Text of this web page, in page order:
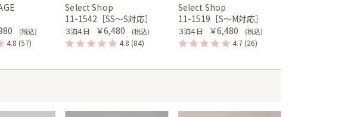
(税込)
4.8 (57)
Select Shop
11-1542［SS〜S対応］
３泊４日 ￥6,480 (税込)
4.8 (84)
Select Shop
11-1519［S〜M対応］
３泊４日 ￥6,480 (税込)
4.7 (26)